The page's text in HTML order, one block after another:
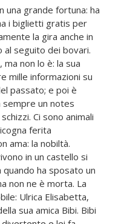
una grande fortuna: ha
i biglietti gratis per
la gira anche in
al seguito dei bovari.
non lo è: la sua
mille informazioni su
passato; e poi è
un notes
Ci sono animali
ferita
ama: la nobiltà.
in un castello si
ha sposato un
non ne è morta. La
Ulrica Elisabetta,
sua amica Bibi. Bibi